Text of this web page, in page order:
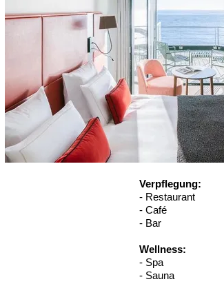
Verpflegung:
- Restaurant
- Café
- Bar
Wellness:
- Spa
- Sauna